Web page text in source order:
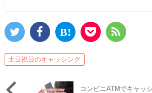
土日祝日のキャッシング
コンビニATMでキャッ